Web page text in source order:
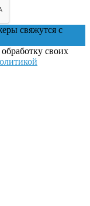
свяжутся с
своих